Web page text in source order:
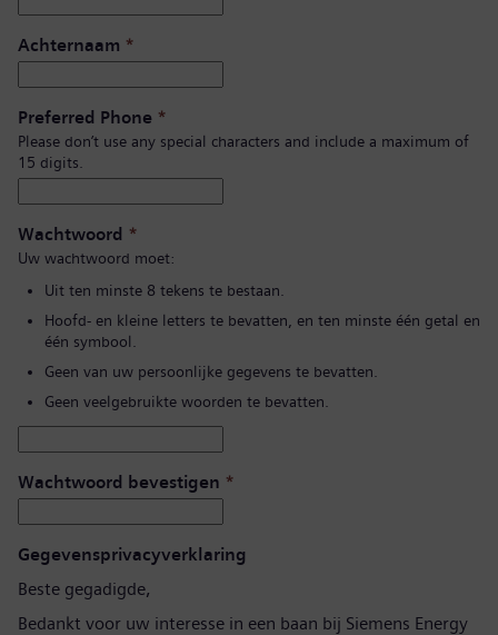
Achternaam *
Preferred Phone *
Please don’t use any special characters and include a maximum of
15 digits.
Wachtwoord *
Uw wachtwoord moet:
Uit ten minste 8 tekens te bestaan.
Hoofd- en kleine letters te bevatten, en ten minste één getal en
één symbool.
Geen van uw persoonlijke gegevens te bevatten.
Geen veelgebruikte woorden te bevatten.
Wachtwoord bevestigen *
Gegevensprivacyverklaring
Beste gegadigde,
Bedankt voor uw interesse in een baan bij Siemens Energy